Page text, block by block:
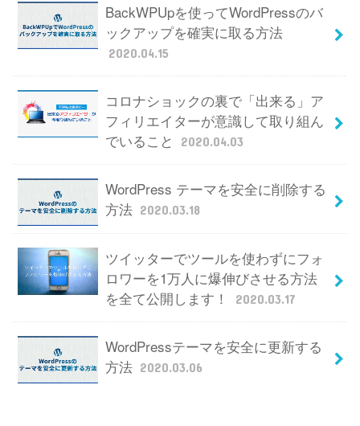
BackWPUpを使ってWordPressのバ
ックアップを確実に取る方法
2020.04.15
コロナショックの裏で「出来る」ア
フィリエイターが意識して取り組ん
でいること
2020.04.03
WordPress テーマを安全に削除する
方法 2020.03.18
ツイッターでツールを使わずにフォ
ロワーを1万人に爆伸びさせる方法
を全て公開します！
2020.03.17
WordPressテーマを安全に更新する
方法 2020.03.06